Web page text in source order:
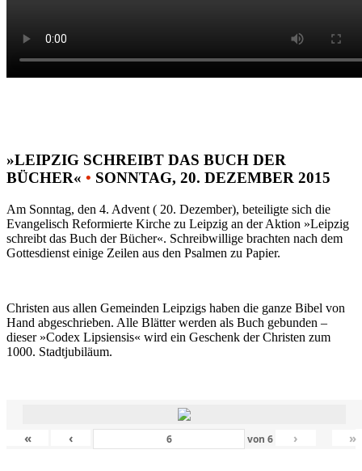
»LEIPZIG SCHREIBT DAS BUCH DER
BÜCHER« • SONNTAG, 20. DEZEMBER 2015
Am Sonntag, den 4. Advent ( 20. Dezember), beteiligte sich die
Evangelisch Reformierte Kirche zu Leipzig an der Aktion »Leipzig
schreibt das Buch der Bücher«. Schreibwillige brachten nach dem
Gottesdienst einige Zeilen aus den Psalmen zu Papier.
Christen aus allen Gemeinden Leipzigs haben die ganze Bibel von
Hand abgeschrieben. Alle Blätter werden als Buch gebunden –
dieser »Codex Lipsiensis« wird ein Geschenk der Christen zum
1000. Stadtjubiläum.
« ‹ von6 › »